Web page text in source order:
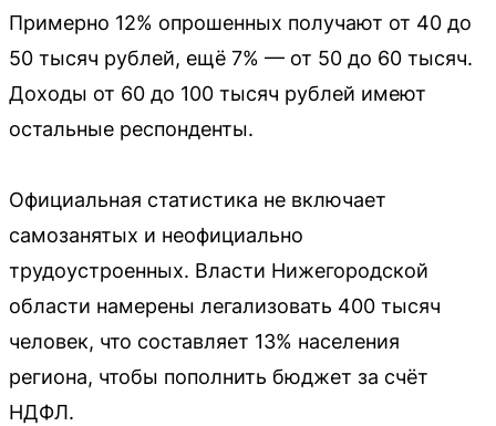
Примерно 12% опрошенных получают от 40 до
50 тысяч рублей, ещё 7% — от 50 до 60 тысяч.
Доходы от 60 до 100 тысяч рублей имеют
остальные респонденты.
Официальная статистика не включает
самозанятых и неофициально
трудоустроенных. Власти Нижегородской
области намерены легализовать 400 тысяч
человек, что составляет 13% населения
региона, чтобы пополнить бюджет за счёт
НДФЛ.